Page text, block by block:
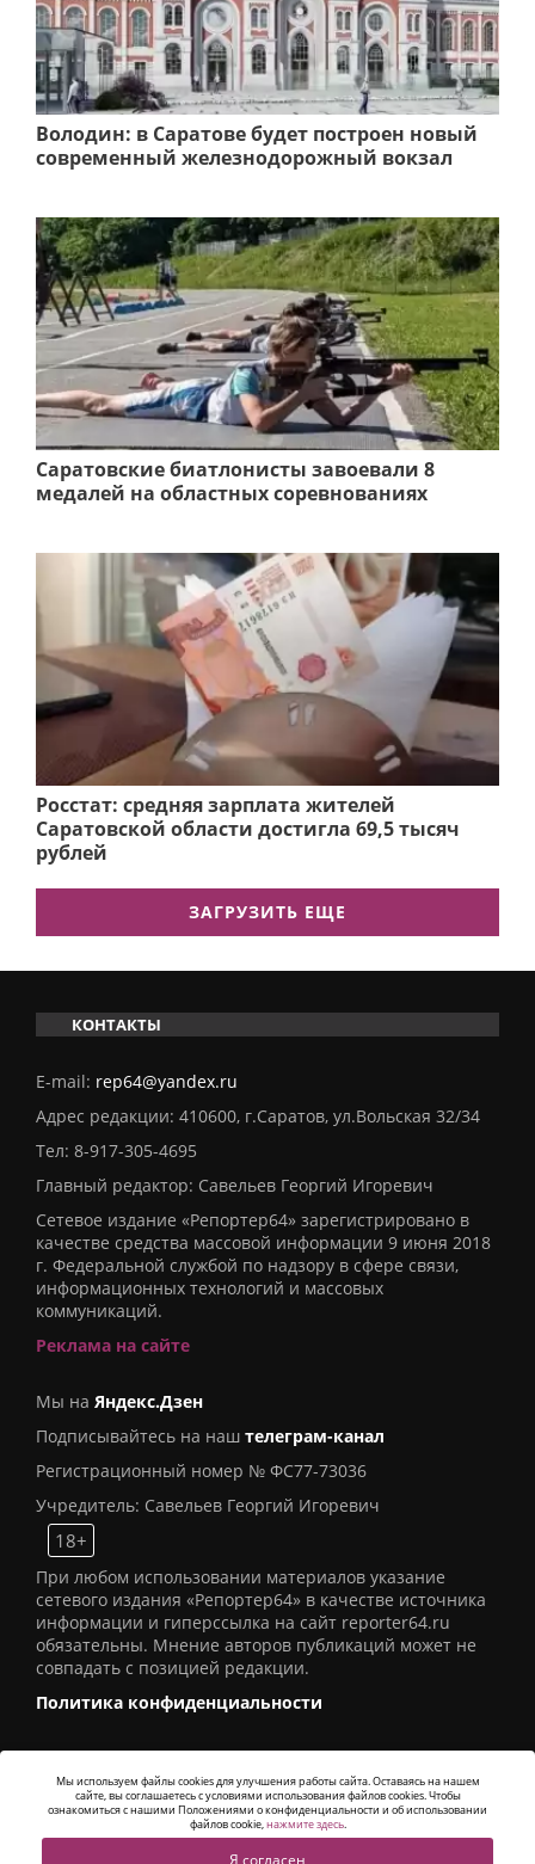
Володин: в Саратове будет построен новый
современный железнодорожный вокзал
Саратовские биатлонисты завоевали 8
медалей на областных соревнованиях
Росстат: средняя зарплата жителей
Саратовской области достигла 69,5 тысяч
рублей
ЗАГРУЗИТЬ ЕЩЕ
КОНТАКТЫ
E-mail: rep64@yandex.ru
Адрес редакции: 410600, г.Саратов, ул.Вольская 32/34
Тел: 8-917-305-4695
Главный редактор: Савельев Георгий Игоревич
Сетевое издание «Репортер64» зарегистрировано в
качестве средства массовой информации 9 июня 2018
г. Федеральной службой по надзору в сфере связи,
информационных технологий и массовых
коммуникаций.
Реклама на сайте
Мы на Яндекс.Дзен
Подписывайтесь на наш телеграм-канал
Регистрационный номер № ФС77-73036
Учредитель: Савельев Георгий Игоревич
18+
При любом использовании материалов указание
сетевого издания «Репортер64» в качестве источника
информации и гиперссылка на сайт reporter64.ru
обязательны. Мнение авторов публикаций может не
совпадать с позицией редакции.
Политика конфиденциальности
© 2016СИ «Репортер64». Все права защищены -
Alatis Studio
Мы используем файлы cookies для улучшения работы сайта. Оставаясь на нашем
сайте, вы соглашаетесь с условиями использования файлов cookies. Чтобы
ознакомиться с нашими Положениями о конфиденциальности и об использовании
файлов cookie,нажмите здесь.
Я согласен